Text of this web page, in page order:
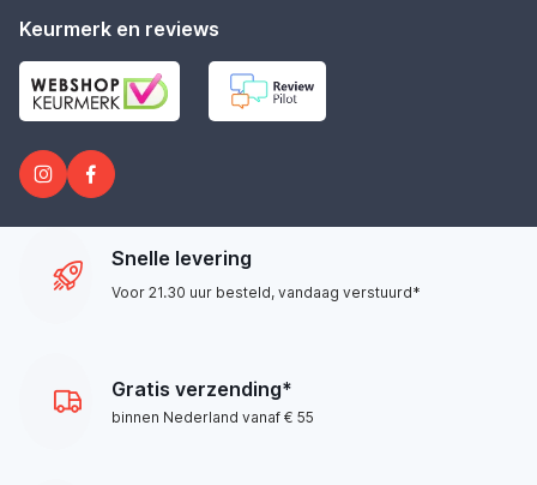
Keurmerk en reviews
Snelle levering
Voor 21.30 uur besteld, vandaag verstuurd*
Gratis verzending*
binnen Nederland vanaf € 55